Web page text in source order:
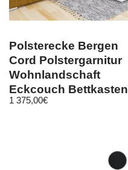
Polsterecke Bergen
Cord Polstergarnitur
Wohnlandschaft
Eckcouch Bettkasten
Ecksofa
1 375,00€